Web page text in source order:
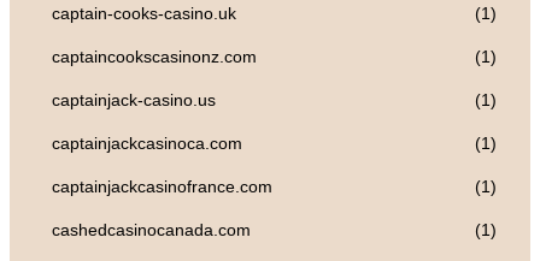
captain-cooks-casino.uk (1)
captaincookscasinonz.com (1)
captainjack-casino.us (1)
captainjackcasinoca.com (1)
captainjackcasinofrance.com (1)
cashedcasinocanada.com (1)